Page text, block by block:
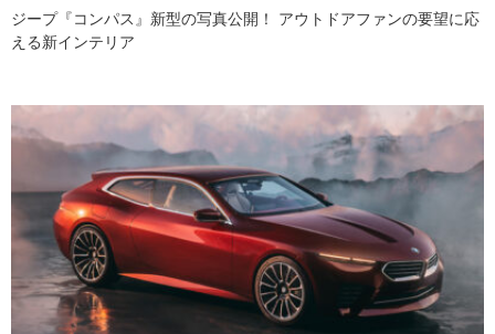
ジープ『コンパス』新型の写真公開！ アウトドアファンの要望に応
える新インテリア